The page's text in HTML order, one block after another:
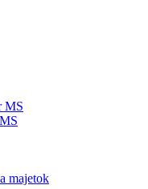
MS
majetok